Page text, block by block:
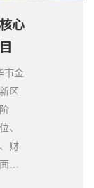
心
市金
区
、
财
的